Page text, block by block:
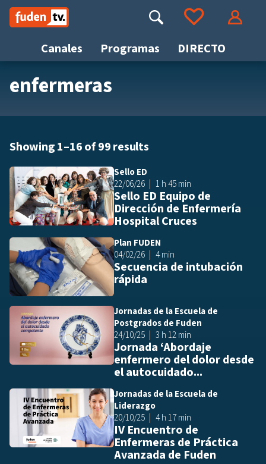
Saltar
contenido
Canales Programas DIRECTO
Buscar Ir a tus favoritos
enfermeras
Showing 1–16 of 99 results
Sello ED
22/06/26
1 h 45 min
Sello ED Equipo de
Dirección de Enfermería
Hospital Cruces
Plan FUDEN
04/02/26
4 min
Secuencia de intubación
rápida
Jornadas de la Escuela de
Postgrados de Fuden
24/10/25
3 h 12 min
Jornada ‘Abordaje
enfermero del dolor desde
el autocuidado...
Jornadas de la Escuela de
Liderazgo
20/10/25
4 h 17 min
IV Encuentro de
Enfermeras de Práctica
Avanzada de Fuden